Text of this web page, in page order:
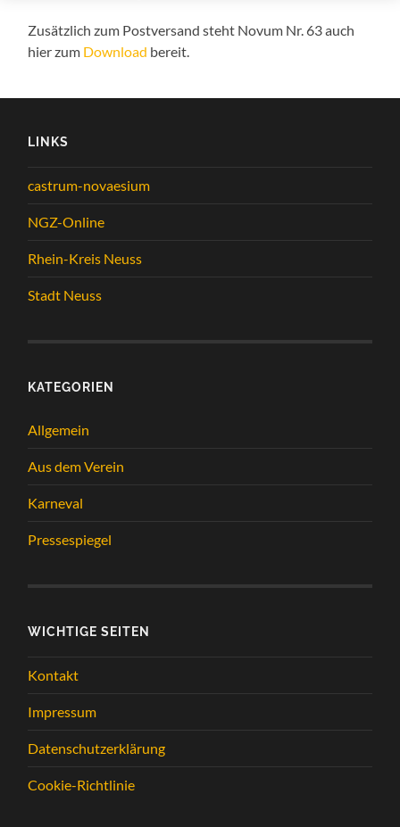
Zusätzlich zum Postversand steht Novum Nr. 63 auch
hier zum Download bereit.
LINKS
castrum-novaesium
NGZ-Online
Rhein-Kreis Neuss
Stadt Neuss
KATEGORIEN
Allgemein
Aus dem Verein
Karneval
Pressespiegel
WICHTIGE SEITEN
Kontakt
Impressum
Datenschutzerklärung
Cookie-Richtlinie